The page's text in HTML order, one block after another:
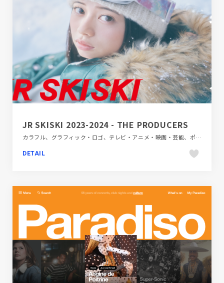
JR SKISKI 2023-2024 - THE PRODUCERS
カラフル、グラフィック・ロゴ、テレビ・アニメ・映画・芸能、ポップ、動画が流れる、映像
DETAIL